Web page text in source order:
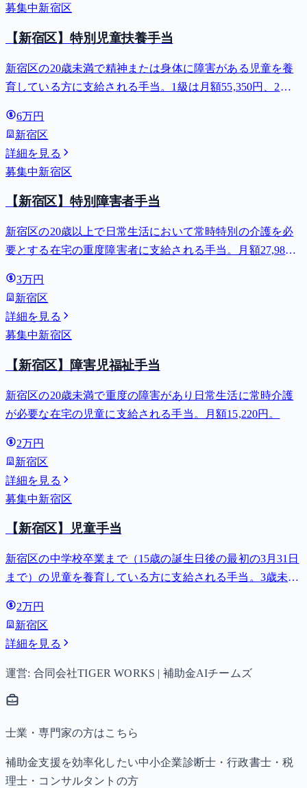
募集中新宿区
【新宿区】特別児童扶養手当
新宿区の20歳未満で精神または身体に障害がある児童を養
育している方に支給される手当。1級は月額55,350円、2級
6万円
新宿区
詳細を見る
募集中新宿区
【新宿区】特別障害者手当
新宿区の20歳以上で日常生活において常時特別の介護を必
要とする在宅の重度障害者に支給される手当。月額27,980
3万円
新宿区
詳細を見る
募集中新宿区
【新宿区】障害児福祉手当
新宿区の20歳未満で重度の障害があり日常生活に常時介護
が必要な在宅の児童に支給される手当。月額15,220円。
2万円
新宿区
詳細を見る
募集中新宿区
【新宿区】児童手当
新宿区の中学校卒業まで（15歳の誕生日後の最初の3月31日
まで）の児童を養育している方に支給される手当。3歳未満
子以降は15,000円）、中学生は月額10,000円。
2万円
新宿区
詳細を見る
運営: 合同会社TIGER WORKS | 補助金AIチームズ
士業・専門家の方はこちら
補助金支援を効率化したい中小企業診断士・行政書士・税
理士・コンサルタントの方